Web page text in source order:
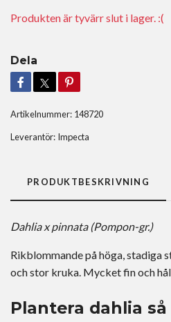
Produkten är tyvärr slut i lager. :(
Dela
Artikelnummer: 148720
Leverantör: Impecta
PRODUKTBESKRIVNING
Dahlia x pinnata (Pompon-gr.)
Rikblommande på höga,
och stor kruka. Mycket fin och
Plantera dahlia